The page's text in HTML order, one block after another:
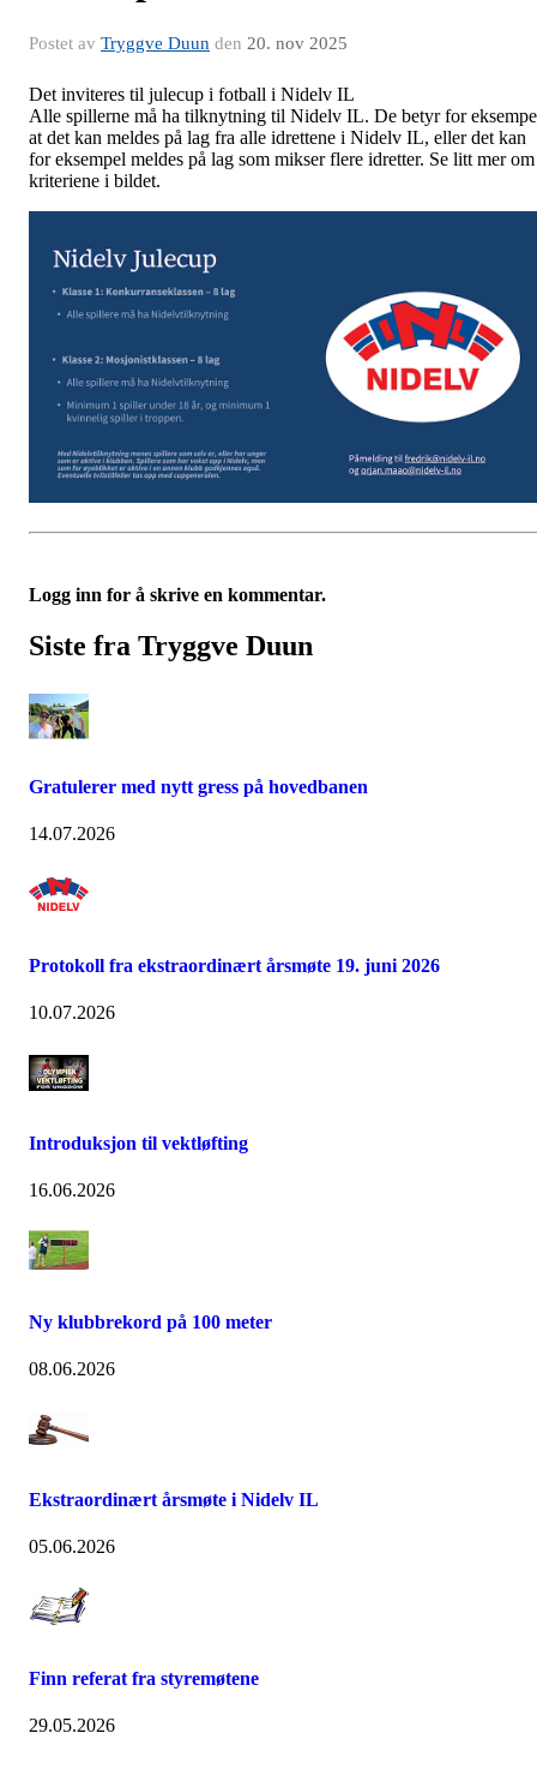
Postet av Tryggve Duun den 20. nov 2025
Det inviteres til julecup i fotball i Nidelv IL
Alle spillerne må ha tilknytning til Nidelv IL. De betyr for
at det kan meldes på lag fra alle idrettene i Nidelv IL, eller det kan
for eksempel meldes på lag som mikser flere idretter. Se litt mer om
kriteriene i bildet.
Logg inn for å skrive en kommentar.
Siste fra Tryggve Duun
Gratulerer med nytt gress på hovedbanen
14.07.2026
Protokoll fra ekstraordinært årsmøte 19. juni 2026
10.07.2026
Introduksjon til vektløfting
16.06.2026
Ny klubbrekord på 100 meter
08.06.2026
Ekstraordinært årsmøte i Nidelv IL
05.06.2026
Finn referat fra styremøtene
29.05.2026